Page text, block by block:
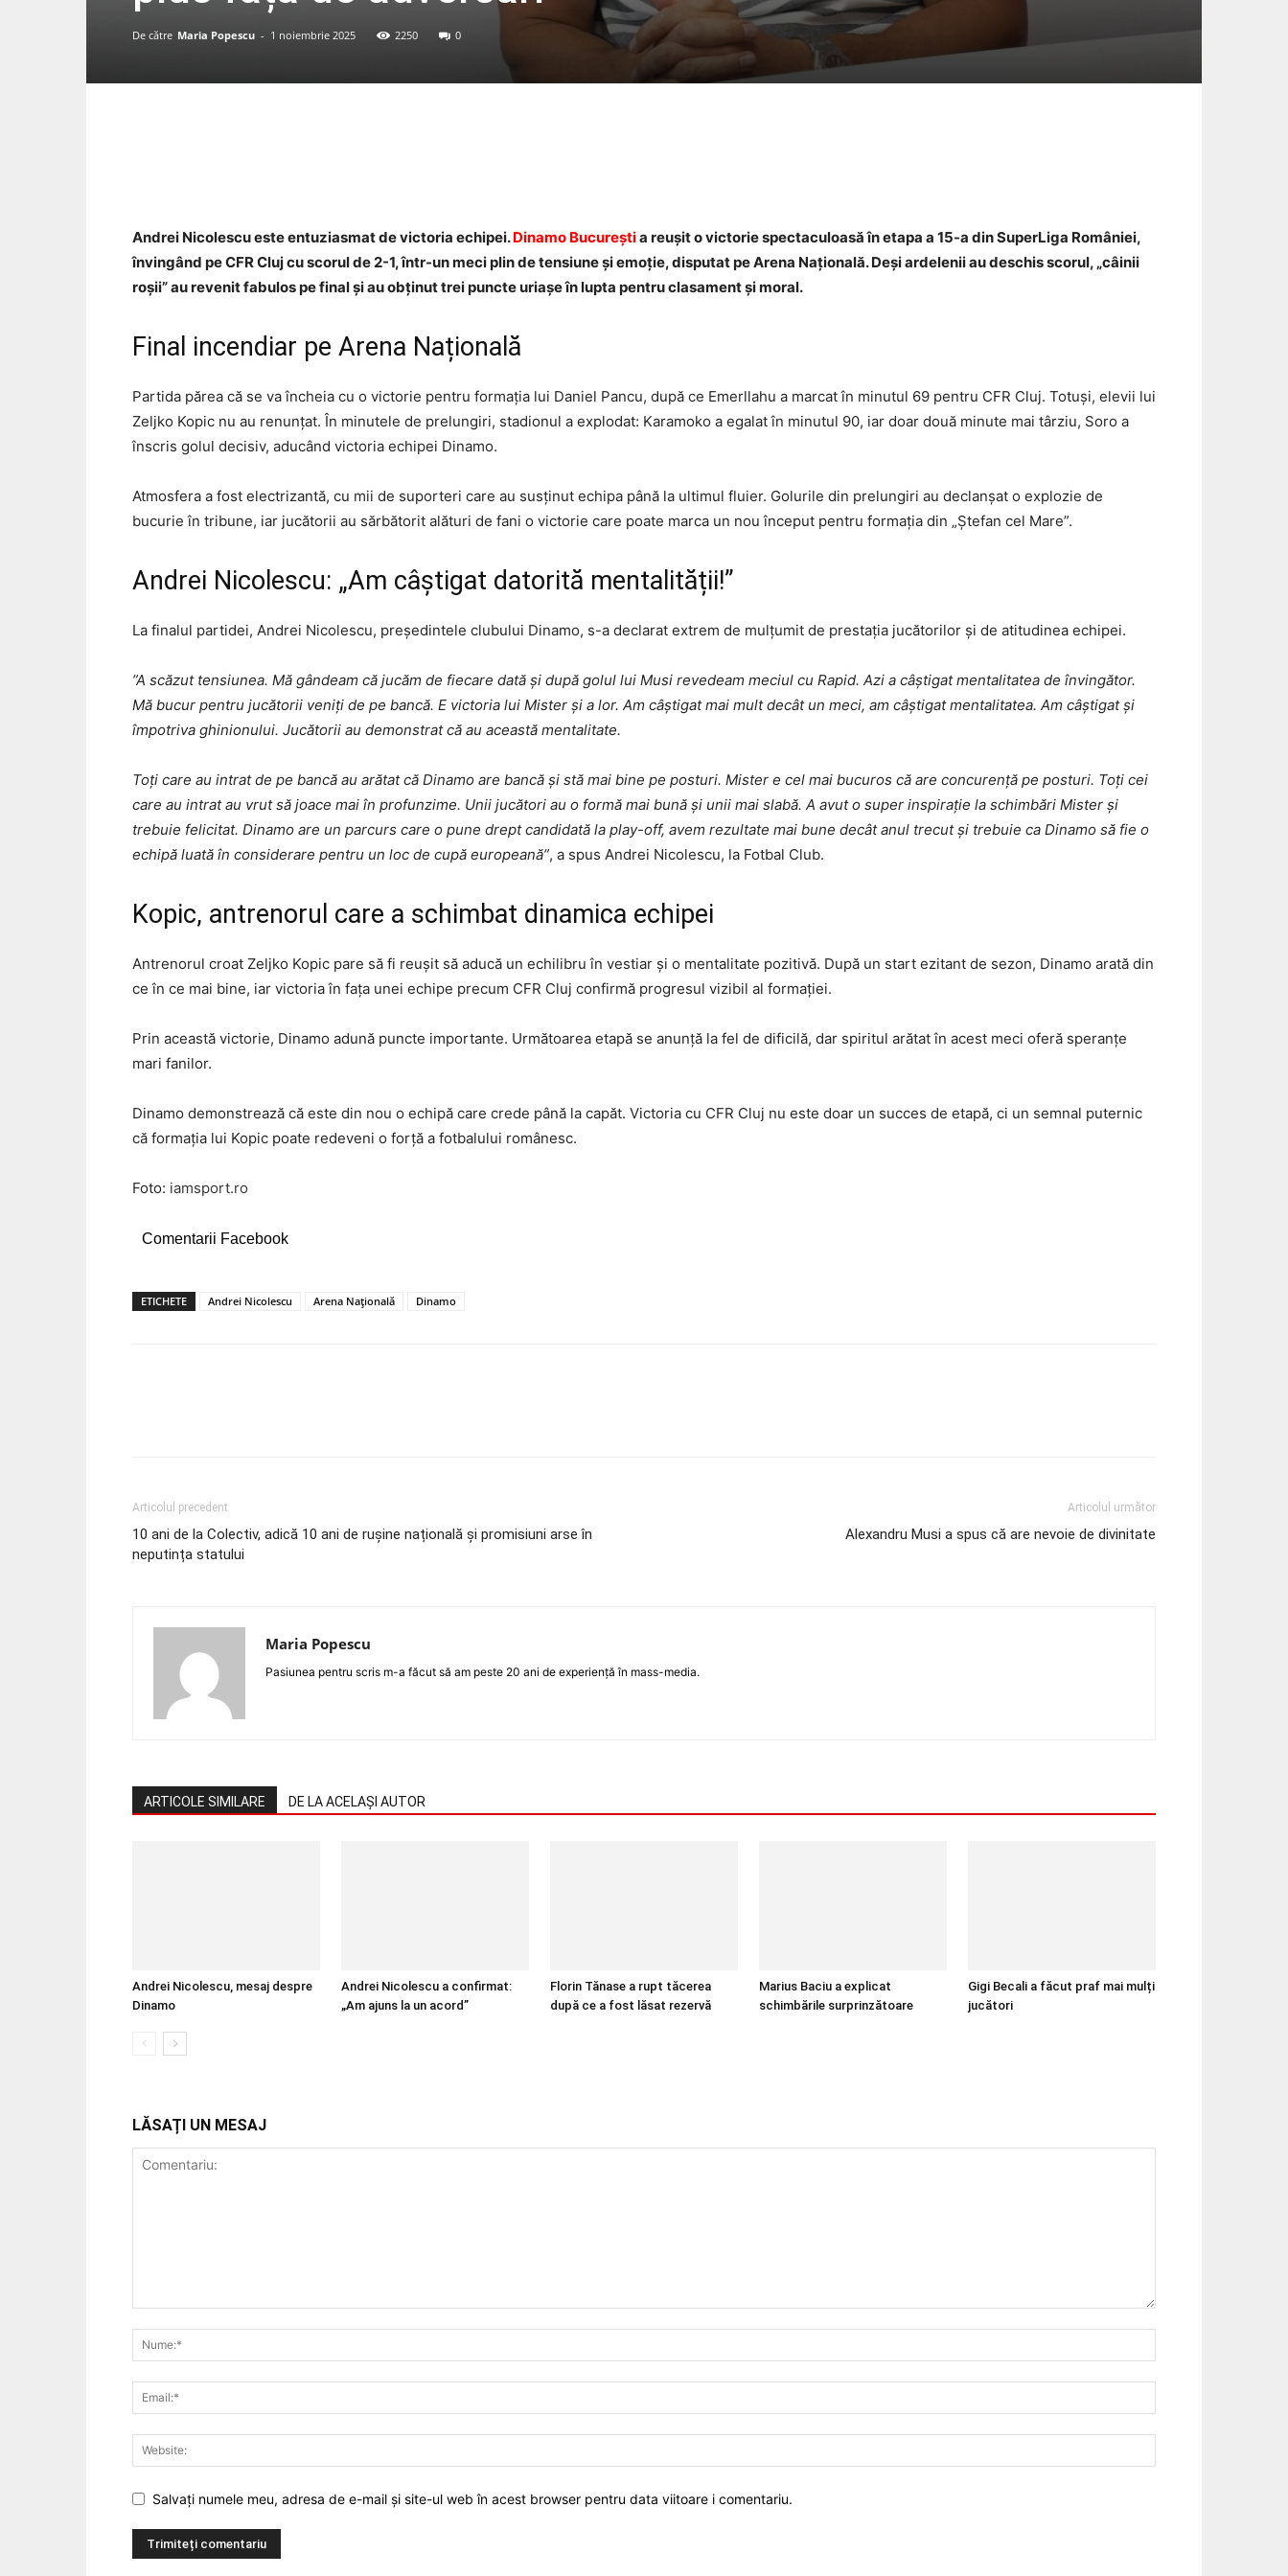
De către Maria Popescu - 1 noiembrie 2025 2250 0
Andrei Nicolescu este entuziasmat de victoria echipei.Dinamo Bucureștia reușit o victorie spectaculoasă în etapa a 15-a din SuperLiga României,
învingând pe CFR Cluj cu scorul de 2-1, într-un meci plin de tensiune și emoție, disputat pe Arena Națională. Deși ardelenii au deschis scorul, „câinii
roșii” au revenit fabulos pe final și au obținut trei puncte uriașe în lupta pentru clasament și moral.
Final incendiar pe Arena Națională
Partida părea că se va încheia cu o victorie pentru formația lui Daniel Pancu, după ce Emerllahu a marcat în minutul 69 pentru CFR Cluj. Totuși, elevii lui
Zeljko Kopic nu au renunțat. În minutele de prelungiri, stadionul a explodat: Karamoko a egalat în minutul 90, iar doar două minute mai târziu, Soro a
înscris golul decisiv, aducând victoria echipei Dinamo.
Atmosfera a fost electrizantă, cu mii de suporteri care au susținut echipa până la ultimul fluier. Golurile din prelungiri au declanșat o explozie de
bucurie în tribune, iar jucătorii au sărbătorit alături de fani o victorie care poate marca un nou început pentru formația din „Ștefan cel Mare”.
Andrei Nicolescu: „Am câștigat datorită mentalității!”
La finalul partidei, Andrei Nicolescu, președintele clubului Dinamo, s-a declarat extrem de mulțumit de prestația jucătorilor și de atitudinea echipei.
”A scăzut tensiunea. Mă gândeam că jucăm de fiecare dată și după golul lui Musi revedeam meciul cu Rapid. Azi a câștigat mentalitatea de învingător.
Mă bucur pentru jucătorii veniți de pe bancă. E victoria lui Mister și a lor. Am câștigat mai mult decât un meci, am câștigat mentalitatea. Am câștigat și
împotriva ghinionului. Jucătorii au demonstrat că au această mentalitate.
Toți care au intrat de pe bancă au arătat că Dinamo are bancă și stă mai bine pe posturi. Mister e cel mai bucuros că are concurență pe posturi. Toți cei
care au intrat au vrut să joace mai în profunzime. Unii jucători au o formă mai bună și unii mai slabă. A avut o super inspirație la schimbări Mister și
trebuie felicitat. Dinamo are un parcurs care o pune drept candidată la play-off, avem rezultate mai bune decât anul trecut și trebuie ca Dinamo să fie o
echipă luată în considerare pentru un loc de cupă europeană”, a spus Andrei Nicolescu, la Fotbal Club.
Kopic, antrenorul care a schimbat dinamica echipei
Antrenorul croat Zeljko Kopic pare să fi reușit să aducă un echilibru în vestiar și o mentalitate pozitivă. După un start ezitant de sezon, Dinamo arată din
ce în ce mai bine, iar victoria în fața unei echipe precum CFR Cluj confirmă progresul vizibil al formației.
Prin această victorie, Dinamo adună puncte importante. Următoarea etapă se anunță la fel de dificilă, dar spiritul arătat în acest meci oferă speranțe
mari fanilor.
Dinamo demonstrează că este din nou o echipă care crede până la capăt. Victoria cu CFR Cluj nu este doar un succes de etapă, ci un semnal puternic
că formația lui Kopic poate redeveni o forță a fotbalului românesc.
Foto: iamsport.ro
Comentarii Facebook
ETICHETE Andrei Nicolescu Arena Națională Dinamo
Articolul precedent
10 ani de la Colectiv, adică 10 ani de rușine națională și promisiuni arse în
neputința statului
Articolul următor
Alexandru Musi a spus că are nevoie de divinitate
Maria Popescu
Pasiunea pentru scris m-a făcut să am peste 20 ani de experiență în mass-media.
ARTICOLE SIMILARE DE LA ACELAȘI AUTOR
Andrei Nicolescu, mesaj despre
Dinamo
Andrei Nicolescu a confirmat:
„Am ajuns la un acord”
Florin Tănase a rupt tăcerea
după ce a fost lăsat rezervă
Marius Baciu a explicat
schimbările surprinzătoare
Gigi Becali a făcut praf mai mulți
jucători
LĂSAȚI UN MESAJ
Salvați numele meu, adresa de e-mail și site-ul web în acest browser pentru data viitoare i comentariu.